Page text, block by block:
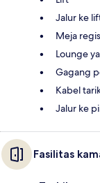
Jalur ke
Meja
Lounge
Gagang
Kabel
Jalur ke
Fasilitas